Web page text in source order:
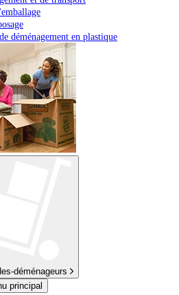
déménagement en plastique
déménageurs
principal